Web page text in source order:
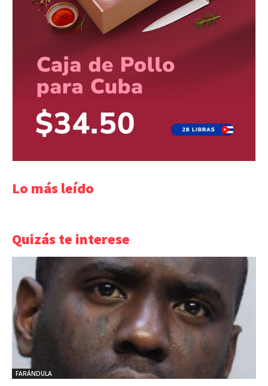
Lo más leído
Quizás te interese
FARÁNDULA